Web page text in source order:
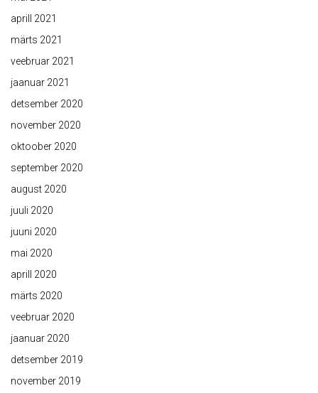
aprill 2021
märts 2021
veebruar 2021
jaanuar 2021
detsember 2020
november 2020
oktoober 2020
september 2020
august 2020
juuli 2020
juuni 2020
mai 2020
aprill 2020
märts 2020
veebruar 2020
jaanuar 2020
detsember 2019
november 2019